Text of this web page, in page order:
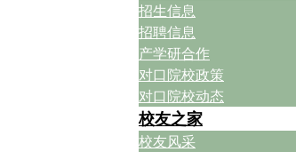
招生信息
招聘信息
产学研合作
对口院校政策
对口院校动态
校友之家
校友风采